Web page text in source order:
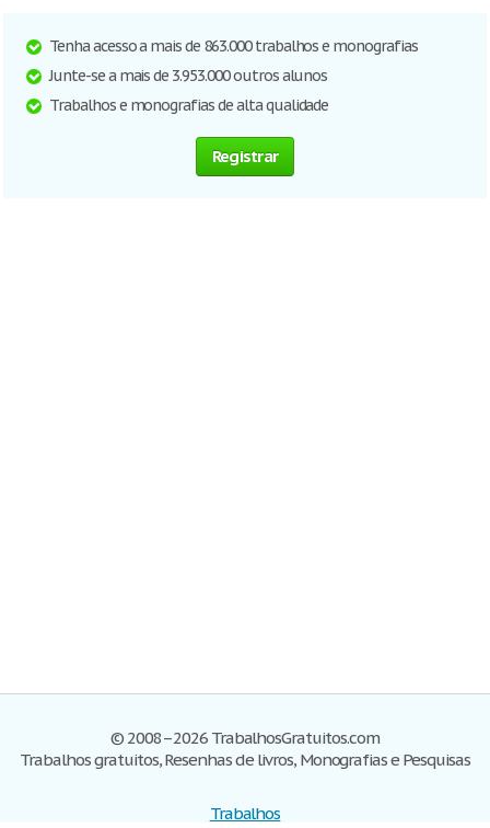
Tenha acesso a mais de 863.000 trabalhos e monografias
Junte-se a mais de 3.953.000 outros alunos
Trabalhos e monografias de alta qualidade
Registrar
© 2008–2026 TrabalhosGratuitos.com
Trabalhos gratuitos, Resenhas de livros, Monografias e Pesquisas
Trabalhos